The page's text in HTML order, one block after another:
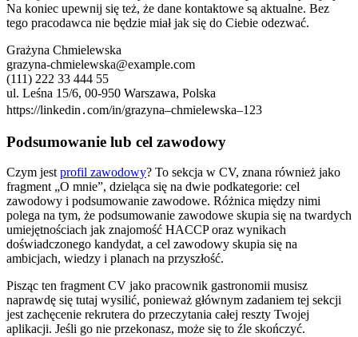
Na koniec upewnij się też, że dane kontaktowe są aktualne. Bez
tego pracodawca nie będzie miał jak się do Ciebie odezwać.
Grażyna Chmielewska
grazyna-chmielewska@example.com
(111) 222 33 444 55
ul. Leśna 15/6, 00-950 Warszawa, Polska
https://linkedin․com/in/grazyna–chmielewska–123
Podsumowanie lub cel zawodowy
Czym jest profil zawodowy? To sekcja w CV, znana również jako
fragment „O mnie”, dzieląca się na dwie podkategorie: cel
zawodowy i podsumowanie zawodowe. Różnica między nimi
polega na tym, że podsumowanie zawodowe skupia się na twardych
umiejętnościach jak znajomość HACCP oraz wynikach
doświadczonego kandydat, a cel zawodowy skupia się na
ambicjach, wiedzy i planach na przyszłość.
Pisząc ten fragment CV jako pracownik gastronomii musisz
naprawdę się tutaj wysilić, ponieważ głównym zadaniem tej sekcji
jest zachęcenie rekrutera do przeczytania całej reszty Twojej
aplikacji. Jeśli go nie przekonasz, może się to źle skończyć.